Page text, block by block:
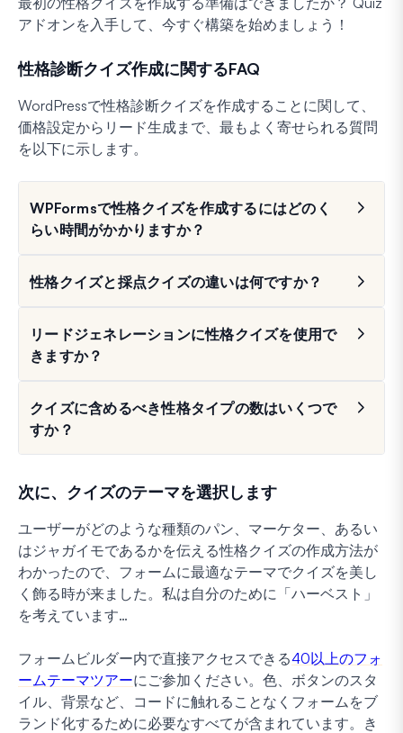
アドオンを入手して、今すぐ構築を始めましょう！
性格診断クイズ作成に関するFAQ
WordPressで性格診断クイズを作成することに関して、
価格設定からリード生成まで、最もよく寄せられる質問
を以下に示します。
WPFormsで性格クイズを作成するにはどのく
らい時間がかかりますか？
性格クイズと採点クイズの違いは何ですか？
リードジェネレーションに性格クイズを使用で
きますか？
クイズに含めるべき性格タイプの数はいくつで
すか？
次に、クイズのテーマを選択します
ユーザーがどのような種類のパン、マーケター、あるい
はジャガイモであるかを伝える性格クイズの作成方法が
わかったので、フォームに最適なテーマでクイズを美し
く飾る時が来ました。私は自分のために「ハーベスト」
を考えています…
フォームビルダー内で直接アクセスできる40以上のフォ
ームテーマツアーにご参加ください。色、ボタンのスタ
イル、背景など、コードに触れることなくフォームをブ
ランド化するために必要なすべてが含まれています。き